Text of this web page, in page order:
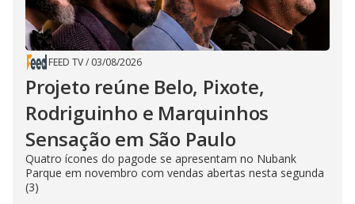
FEED TV/ 03/08/2026
Projeto reúne Belo, Pixote,
Rodriguinho e Marquinhos
Sensação em São Paulo
Quatro ícones do pagode se apresentam no Nubank
Parque em novembro com vendas abertas nesta segunda
(3)